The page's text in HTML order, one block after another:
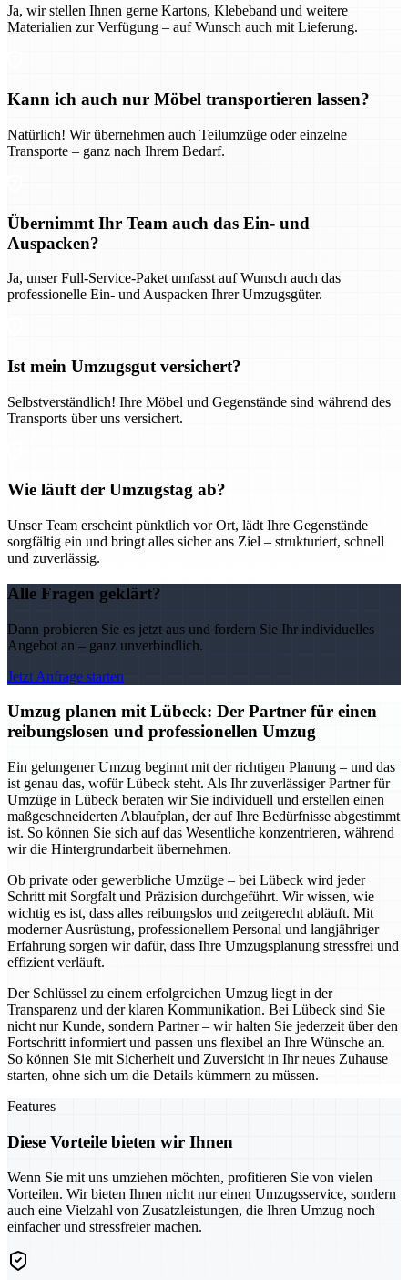
Ja, wir stellen Ihnen gerne Kartons, Klebeband und weitere
Materialien zur Verfügung – auf Wunsch auch mit Lieferung.
Kann ich auch nur Möbel transportieren lassen?
Natürlich! Wir übernehmen auch Teilumzüge oder einzelne
Transporte – ganz nach Ihrem Bedarf.
Übernimmt Ihr Team auch das Ein- und
Auspacken?
Ja, unser Full-Service-Paket umfasst auf Wunsch auch das
professionelle Ein- und Auspacken Ihrer Umzugsgüter.
Ist mein Umzugsgut versichert?
Selbstverständlich! Ihre Möbel und Gegenstände sind während des
Transports über uns versichert.
Wie läuft der Umzugstag ab?
Unser Team erscheint pünktlich vor Ort, lädt Ihre Gegenstände
sorgfältig ein und bringt alles sicher ans Ziel – strukturiert, schnell
und zuverlässig.
Alle Fragen geklärt?
Dann probieren Sie es jetzt aus und fordern Sie Ihr individuelles
Angebot an – ganz unverbindlich.
Jetzt Anfrage starten
Umzug planen mit Lübeck: Der Partner für einen
reibungslosen und professionellen Umzug
Ein gelungener Umzug beginnt mit der richtigen Planung – und das
ist genau das, wofür Lübeck steht. Als Ihr zuverlässiger Partner für
Umzüge in Lübeck beraten wir Sie individuell und erstellen einen
maßgeschneiderten Ablaufplan, der auf Ihre Bedürfnisse abgestimmt
ist. So können Sie sich auf das Wesentliche konzentrieren, während
wir die Hintergrundarbeit übernehmen.
Ob private oder gewerbliche Umzüge – bei Lübeck wird jeder
Schritt mit Sorgfalt und Präzision durchgeführt. Wir wissen, wie
wichtig es ist, dass alles reibungslos und zeitgerecht abläuft. Mit
moderner Ausrüstung, professionellem Personal und langjähriger
Erfahrung sorgen wir dafür, dass Ihre Umzugsplanung stressfrei und
effizient verläuft.
Der Schlüssel zu einem erfolgreichen Umzug liegt in der
Transparenz und der klaren Kommunikation. Bei Lübeck sind Sie
nicht nur Kunde, sondern Partner – wir halten Sie jederzeit über den
Fortschritt informiert und passen uns flexibel an Ihre Wünsche an.
So können Sie mit Sicherheit und Zuversicht in Ihr neues Zuhause
starten, ohne sich um die Details kümmern zu müssen.
Features
Diese Vorteile bieten wir Ihnen
Wenn Sie mit uns umziehen möchten, profitieren Sie von vielen
Vorteilen. Wir bieten Ihnen nicht nur einen Umzugsservice, sondern
auch eine Vielzahl von Zusatzleistungen, die Ihren Umzug noch
einfacher und stressfreier machen.